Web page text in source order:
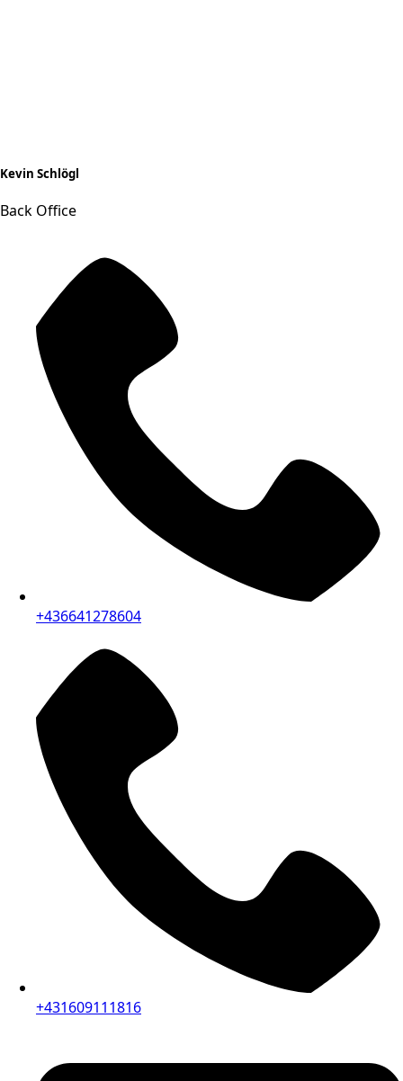
Kevin Schlögl
Back Office
+436641278604
+431609111816